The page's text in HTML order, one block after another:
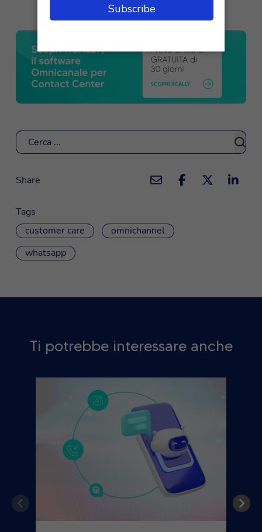
Cerca
Share
Tags
customer care
omnichannel
whatsapp
Ti potrebbe interessare anche